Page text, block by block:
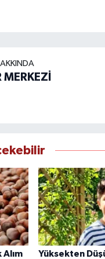
MERKEZİ
Yüksekten